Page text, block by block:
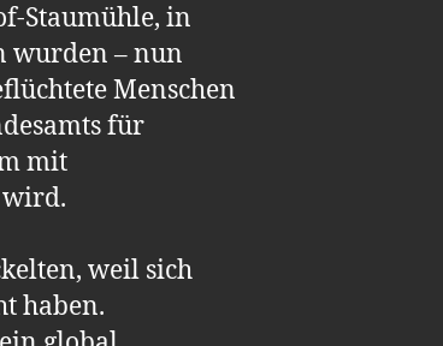
Staumühle, in
wurden – nun
Menschen
für
mit
wird.
weil sich
haben.